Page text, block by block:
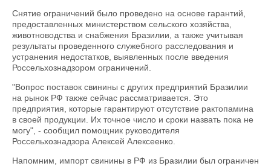
Снятие ограничений было проведено на основе гарантий,
предоставленных министерством сельского хозяйства,
животноводства и снабжения Бразилии, а также учитывая
результаты проведенного служебного расследования и
устранения недостатков, выявленных после введения
Россельхознадзором ограничений.
"Вопрос поставок свинины с других предприятий Бразилии
на рынок РФ также сейчас рассматривается. Это
предприятия, которые гарантируют отсутствие рактопамина
в своей продукции. Их точное число и сроки назвать пока не
могу", - сообщил помощник руководителя
Россельхознадзора Алексей Алексеенко.
Напомним, импорт свинины в РФ из Бразилии был ограничен